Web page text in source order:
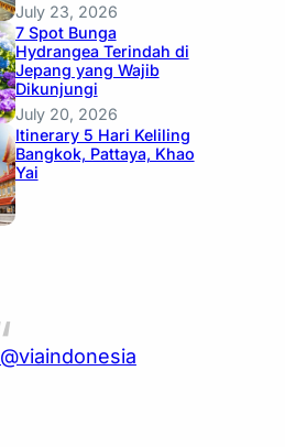
July 23, 2026
7 Spot Bunga
Hydrangea Terindah di
Jepang yang Wajib
Dikunjungi
July 20, 2026
Itinerary 5 Hari Keliling
Bangkok, Pattaya, Khao
Yai
@viaindonesia